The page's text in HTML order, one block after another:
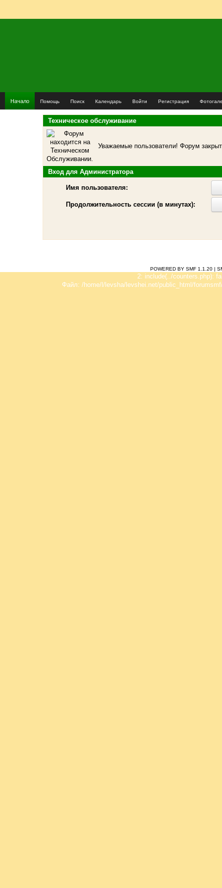
Начало Помощь Поиск Календарь Войти Регистрация
Техническое обслуживание
Уважаемые пользователи! Форум
Вход для Администратора
Имя пользователя:
Продолжительность сессии (в минутах):
POWERED BY SMF 1.1.20 |
2: include(../counters.php):
Файл: /home/l/levsha/levshei.net/public_html/